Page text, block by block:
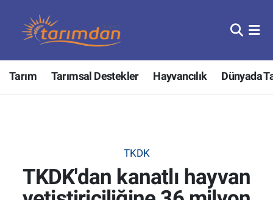
Tarım Tarımsal Destekler Hayvancılık Dünyada
TKDK
TKDK'dan kanatlı hayvan
Tarım
Hayvancılık
Tarımsal Destekler
Nöbetçi Eczaneler
Hava Durumu
Tüm Manşetler